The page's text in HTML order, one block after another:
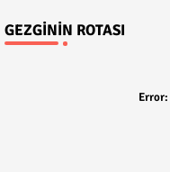
GEZGININ ROTASI
Error: